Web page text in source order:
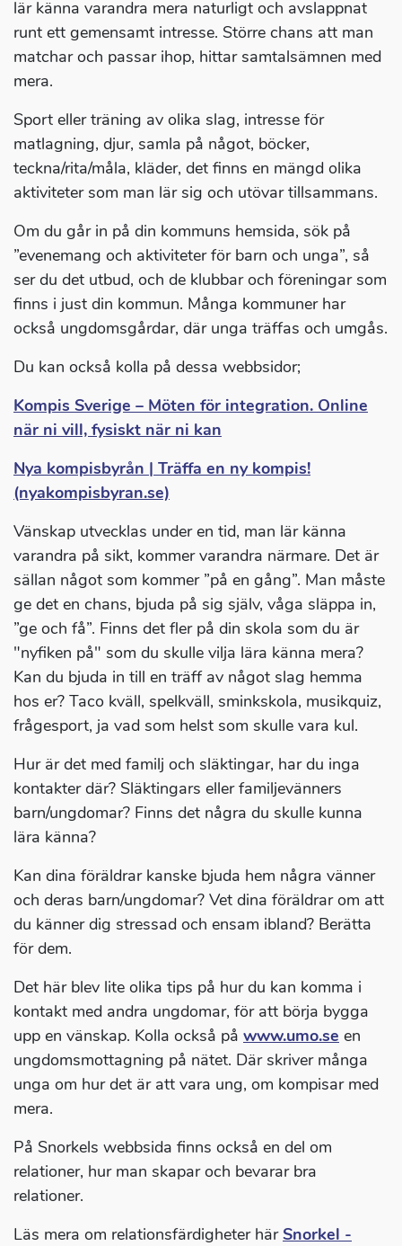
lär känna varandra mera naturligt och avslappnat
runt ett gemensamt intresse. Större chans att man
matchar och passar ihop, hittar samtalsämnen med
mera.
Sport eller träning av olika slag, intresse för
matlagning, djur, samla på något, böcker,
teckna/rita/måla, kläder, det finns en mängd olika
aktiviteter som man lär sig och utövar tillsammans.
Om du går in på din kommuns hemsida, sök på
”evenemang och aktiviteter för barn och unga”, så
ser du det utbud, och de klubbar och föreningar som
finns i just din kommun. Många kommuner har
också ungdomsgårdar, där unga träffas och umgås.
Du kan också kolla på dessa webbsidor;
Kompis Sverige – Möten för integration. Online
när ni vill, fysiskt när ni kan
Nya kompisbyrån | Träffa en ny kompis!
(nyakompisbyran.se)
Vänskap utvecklas under en tid, man lär känna
varandra på sikt, kommer varandra närmare. Det är
sällan något som kommer ”på en gång”. Man måste
ge det en chans, bjuda på sig själv, våga släppa in,
”ge och få”. Finns det fler på din skola som du är
"nyfiken på" som du skulle vilja lära känna mera?
Kan du bjuda in till en träff av något slag hemma
hos er? Taco kväll, spelkväll, sminkskola, musikquiz,
frågesport, ja vad som helst som skulle vara kul.
Hur är det med familj och släktingar, har du inga
kontakter där? Släktingars eller familjevänners
barn/ungdomar? Finns det några du skulle kunna
lära känna?
Kan dina föräldrar kanske bjuda hem några vänner
och deras barn/ungdomar? Vet dina föräldrar om att
du känner dig stressad och ensam ibland? Berätta
för dem.
Det här blev lite olika tips på hur du kan komma i
kontakt med andra ungdomar, för att börja bygga
upp en vänskap. Kolla också på www.umo.se en
ungdomsmottagning på nätet. Där skriver många
unga om hur det är att vara ung, om kompisar med
mera.
På Snorkels webbsida finns också en del om
relationer, hur man skapar och bevarar bra
relationer.
Läs mera om relationsfärdigheter härSnorkel -